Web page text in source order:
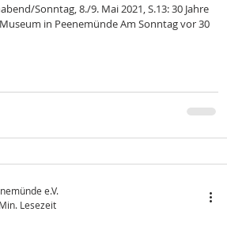
Sonntag, 8./9. Mai 2021, S.13: 30 Jahre
in Peenemünde Am Sonntag vor 30
e.V.
Lesezeit